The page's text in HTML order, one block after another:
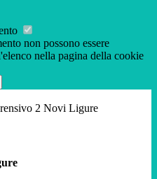
non possono essere
nella pagina della cookie
2 Novi Ligure